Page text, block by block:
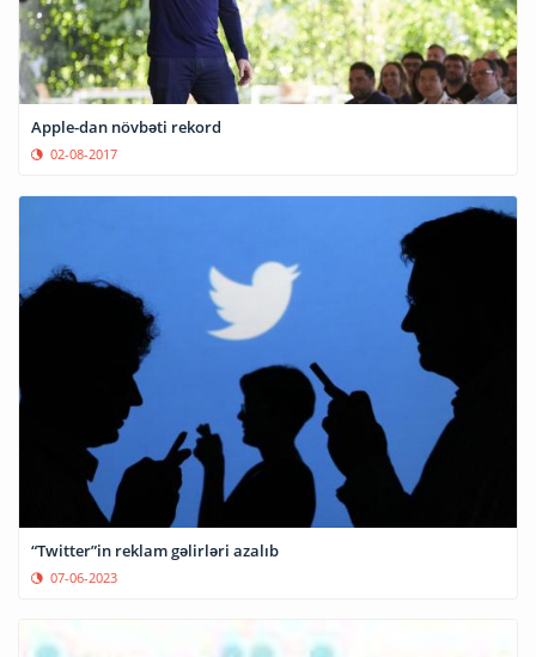
Apple-dan növbəti rekord
02-08-2017
“Twitter”in reklam gəlirləri azalıb
07-06-2023